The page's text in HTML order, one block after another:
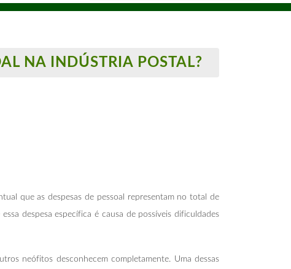
NA INDÚSTRIA POSTAL?
que as despesas de pessoal representam no total de
despesa específica é causa de possíveis dificuldades
neófitos desconhecem completamente. Uma dessas